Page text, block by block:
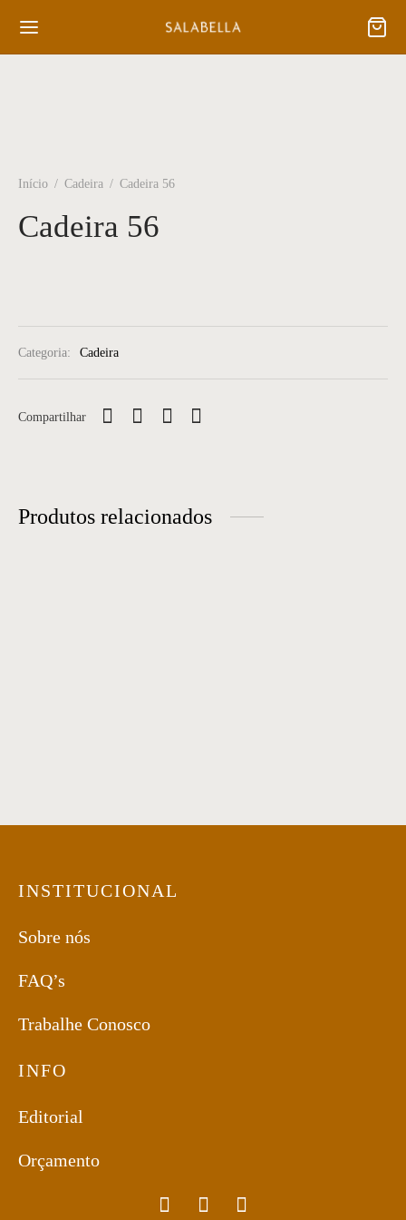
Início / Cadeira / Cadeira 56
Cadeira 56
Categoria: Cadeira
Compartilhar
Produtos relacionados
INSTITUCIONAL
Sobre nós
FAQ’s
Trabalhe Conosco
INFO
Editorial
Orçamento